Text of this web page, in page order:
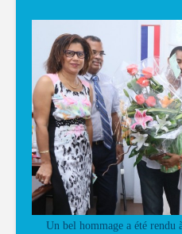
Un bel hommage a été rendu